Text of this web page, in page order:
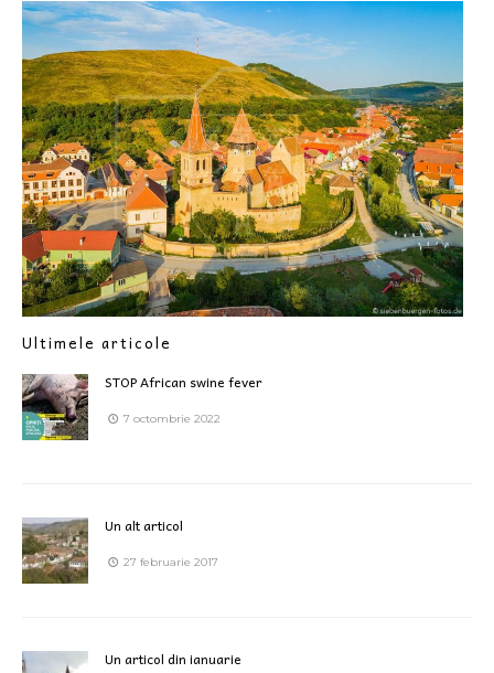
Ultimele articole
STOP African swine fever
7 octombrie 2022
Un alt articol
27 februarie 2017
Un articol din ianuarie